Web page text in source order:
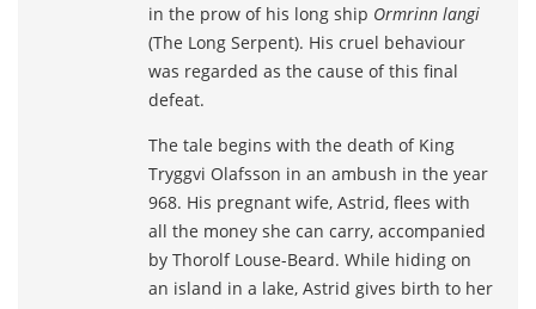
in the prow of his long ship Ormrinn langi
(The Long Serpent). His cruel behaviour
was regarded as the cause of this final
defeat.
The tale begins with the death of King
Tryggvi Olafsson in an ambush in the year
968. His pregnant wife, Astrid, flees with
all the money she can carry, accompanied
by Thorolf Louse-Beard. While hiding on
an island in a lake, Astrid gives birth to her